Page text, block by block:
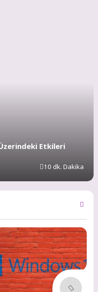
Etkileri
10 dk. Dakika